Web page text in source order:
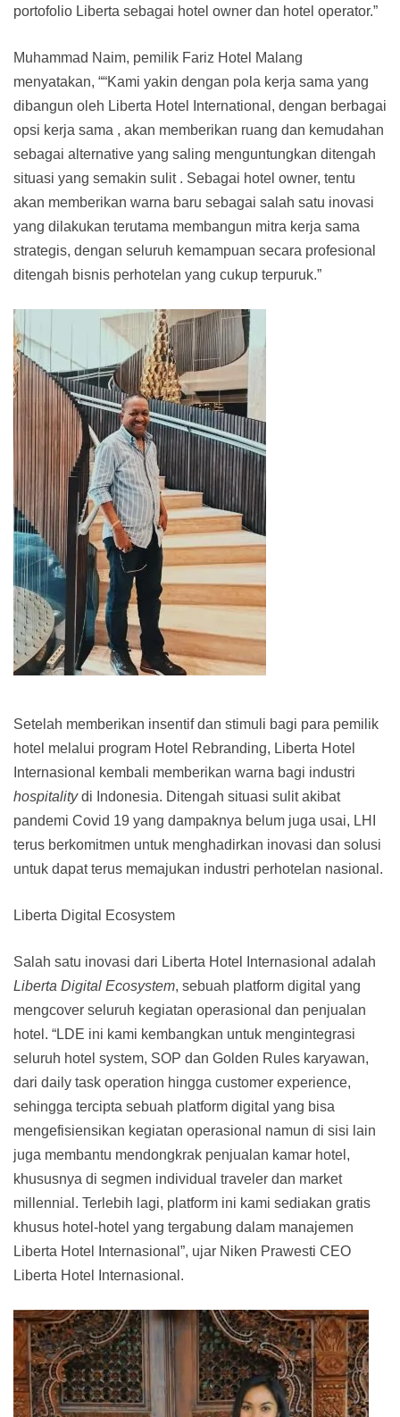
portofolio Liberta sebagai hotel owner dan hotel operator.”
Muhammad Naim, pemilik Fariz Hotel Malang
menyatakan, ““Kami yakin dengan pola kerja sama yang
dibangun oleh Liberta Hotel International, dengan berbagai
opsi kerja sama , akan memberikan ruang dan kemudahan
sebagai alternative yang saling menguntungkan ditengah
situasi yang semakin sulit . Sebagai hotel owner, tentu
akan memberikan warna baru sebagai salah satu inovasi
yang dilakukan terutama membangun mitra kerja sama
strategis, dengan seluruh kemampuan secara profesional
ditengah bisnis perhotelan yang cukup terpuruk.”
Setelah memberikan insentif dan stimuli bagi para pemilik
hotel melalui program Hotel Rebranding, Liberta Hotel
Internasional kembali memberikan warna bagi industri
hospitalitydi Indonesia. Ditengah situasi sulit akibat
pandemi Covid 19 yang dampaknya belum juga usai, LHI
terus berkomitmen untuk menghadirkan inovasi dan solusi
untuk dapat terus memajukan industri perhotelan nasional.
Liberta Digital Ecosystem
Salah satu inovasi dari Liberta Hotel Internasional adalah
Liberta Digital Ecosystem, sebuah platform digital yang
mengcover seluruh kegiatan operasional dan penjualan
hotel. “LDE ini kami kembangkan untuk mengintegrasi
seluruh hotel system, SOP dan Golden Rules karyawan,
dari daily task operation hingga customer experience,
sehingga tercipta sebuah platform digital yang bisa
mengefisiensikan kegiatan operasional namun di sisi lain
juga membantu mendongkrak penjualan kamar hotel,
khususnya di segmen individual traveler dan market
millennial. Terlebih lagi, platform ini kami sediakan gratis
khusus hotel-hotel yang tergabung dalam manajemen
Liberta Hotel Internasional”, ujar Niken Prawesti CEO
Liberta Hotel Internasional.